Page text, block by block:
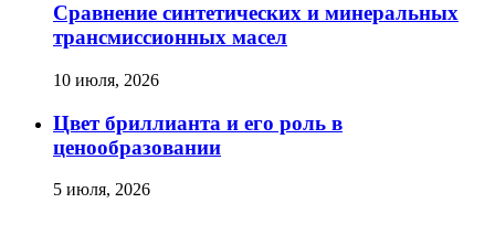
Сравнение синтетических и минеральных
трансмиссионных масел
10 июля, 2026
Цвет бриллианта и его роль в
ценообразовании
5 июля, 2026